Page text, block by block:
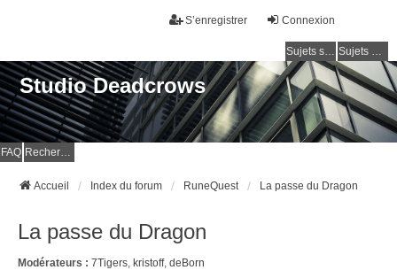
Connexion
S’enregistrer
Sujets sans réponse Sujets actifs
Studio Deadcrows
FAQ Rechercher
Accueil Index du forum RuneQuest La passe du Dragon
La passe du Dragon
Modérateurs : 7Tigers, kristoff, deBorn